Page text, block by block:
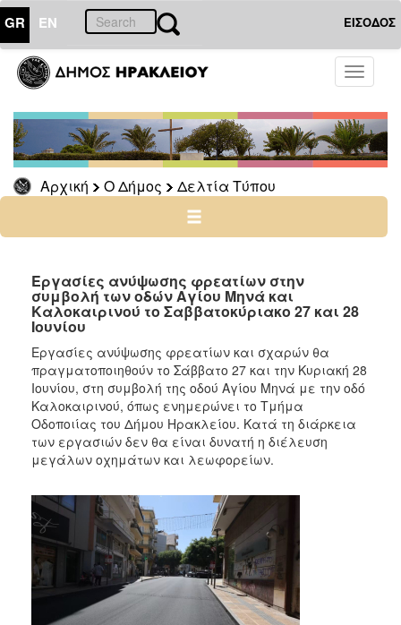
GR EN ΕΙΣΟΔΟΣ
Toggle
Αρχική Ο Δήμος Δελτία Τύπου
ΔΗΜΟΣ
Δελτία
Τύπου
Αρχείο
ΠΟΛΙΤΙΣΜΟΣ
ΑΝΘΕΚΤΙΚΗ
ΠΟΛΗ
Εργασίες ανύψωσης φρεατίων στην
συμβολή των οδών Αγίου Μηνά και
Καλοκαιρινού το Σαββατοκύριακο 27 και 28
Ιουνίου
Εργασίες ανύψωσης φρεατίων και σχαρών θα
πραγματοποιηθούν το Σάββατο 27 και την Κυριακή 28
Ιουνίου, στη συμβολή της οδού Αγίου Μηνά με την οδό
Καλοκαιρινού, όπως ενημερώνει το Τμήμα
Οδοποιίας του Δήμου Ηρακλείου. Κατά τη διάρκεια
των εργασιών δεν θα είναι δυνατή η διέλευση
μεγάλων οχημάτων και λεωφορείων.